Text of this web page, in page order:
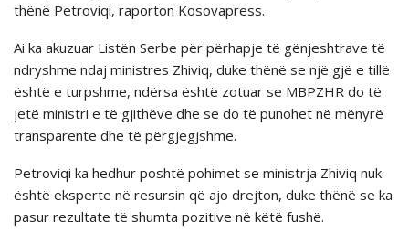
thënë Petroviqi, raporton Kosovapress.
Ai ka akuzuar Listën Serbe për përhapje të gënjeshtrave të
ndryshme ndaj ministres Zhiviq, duke thënë se një gjë e tillë
është e turpshme, ndërsa është zotuar se MBPZHR do të
jetë ministri e të gjithëve dhe se do të punohet në mënyrë
transparente dhe të përgjegjshme.
Petroviqi ka hedhur poshtë pohimet se ministrja Zhiviq nuk
është eksperte në resursin që ajo drejton, duke thënë se ka
pasur rezultate të shumta pozitive në këtë fushë.